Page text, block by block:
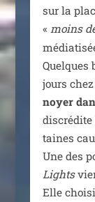
sur la
« moins
Quelques
jours
noyer
dis­cré­dite
taines
Une des
Lights
Elle